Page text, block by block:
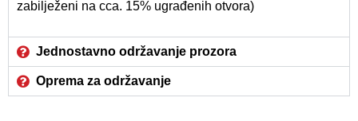
zabilježeni na cca. 15% ugrađenih otvora)
Jednostavno održavanje prozora
Oprema za održavanje